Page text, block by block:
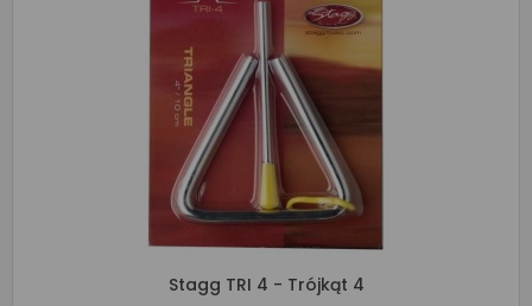
Stagg TRI 4 - Trójkąt 4